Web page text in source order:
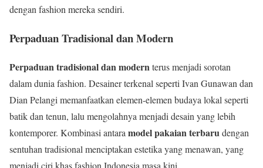
dengan fashion mereka sendiri.
Perpaduan Tradisional dan Modern
Perpaduan tradisional dan modernterus menjadi sorotan
dalam dunia fashion. Desainer terkenal seperti Ivan Gunawan dan
Dian Pelangi memanfaatkan elemen-elemen budaya lokal seperti
batik dan tenun, lalu mengolahnya menjadi desain yang lebih
kontemporer. Kombinasi antara model pakaian terbarudengan
sentuhan tradisional menciptakan estetika yang menawan, yang
menjadi ciri khas fashion Indonesia masa kini.